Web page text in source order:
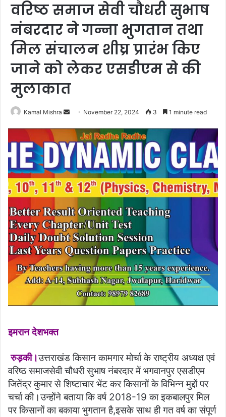
वरिष्ठ समाज सेवी चौधरी सुभाष
नंबरदार ने गन्ना भुगतान तथा
मिल संचालन शीघ्र प्रारंभ किए
जाने को लेकर एसडीएम से की
मुलाकात
Kamal Mishra
Send
email
November 22, 2024 3 1 minute read
इमरान देशभक्त
रुड़की।उत्तराखंड किसान कामगार मोर्चा के राष्ट्रीय अध्यक्ष एवं
वरिष्ठ समाजसेवी चौधरी सुभाष नंबरदार में भगवानपुर एसडीएम
जितेंद्र कुमार से शिष्टाचार भेंट कर किसानों के विभिन्न मुद्दों पर
चर्चा की।उन्होंने बताया कि वर्ष 2018-19 का इकबालपुर मिल
पर किसानों का बकाया भुगतान है,इसके साथ ही गत वर्ष का संपूर्ण